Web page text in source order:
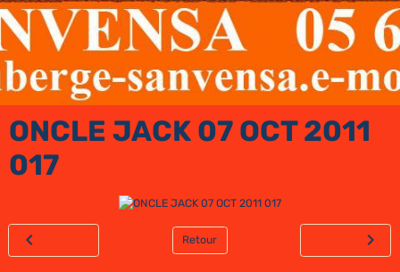
ONCLE JACK 07 OCT 2011
017
Retour